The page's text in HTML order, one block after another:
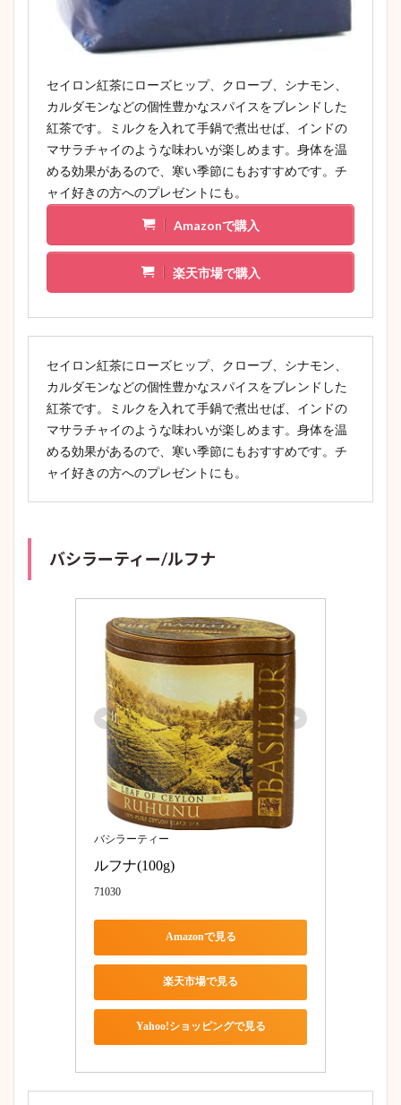
セイロン紅茶にローズヒップ、クローブ、シナモン、
カルダモンなどの個性豊かなスパイスをブレンドした
紅茶です。ミルクを入れて手鍋で煮出せば、インドの
マサラチャイのような味わいが楽しめます。身体を温
める効果があるので、寒い季節にもおすすめです。チ
ャイ好きの方へのプレゼントにも。
Amazonで購入
楽天市場で購入
セイロン紅茶にローズヒップ、クローブ、シナモン、
カルダモンなどの個性豊かなスパイスをブレンドした
紅茶です。ミルクを入れて手鍋で煮出せば、インドの
マサラチャイのような味わいが楽しめます。身体を温
める効果があるので、寒い季節にもおすすめです。チ
ャイ好きの方へのプレゼントにも。
バシラーティー/ルフナ
バシラーティー
ルフナ(100g)
71030
Amazonで見る
楽天市場で見る
Yahoo!ショッピングで見る